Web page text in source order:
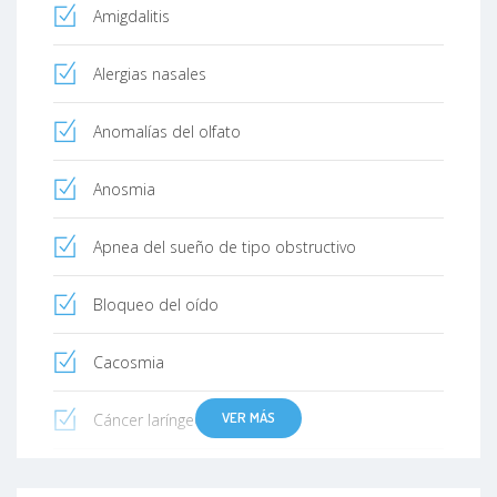
Amigdalitis
Alergias nasales
Anomalías del olfato
Anosmia
Apnea del sueño de tipo obstructivo
Bloqueo del oído
Cacosmia
Cáncer laríngeo VER MÁS